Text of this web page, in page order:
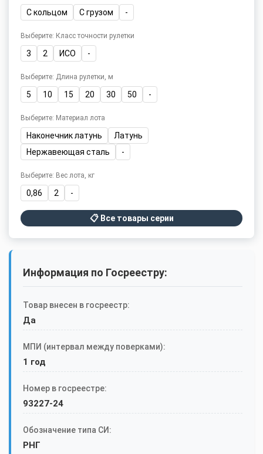
С кольцом С грузом -
Выберите: Класс точности рулетки
3 2 ИСО -
Выберите: Длина рулетки, м
5 10 15 20 30 50 -
Выберите: Материал лота
Наконечник латунь
Латунь
Нержавеющая сталь
-
Выберите: Вес лота, кг
0,86 2 -
📋 Все товары серии
Информация по Госреестру:
Товар внесен в госреестр:
Да
МПИ (интервал между поверками):
1 год
Номер в госреестре:
93227-24
Обозначение типа СИ:
РНГ